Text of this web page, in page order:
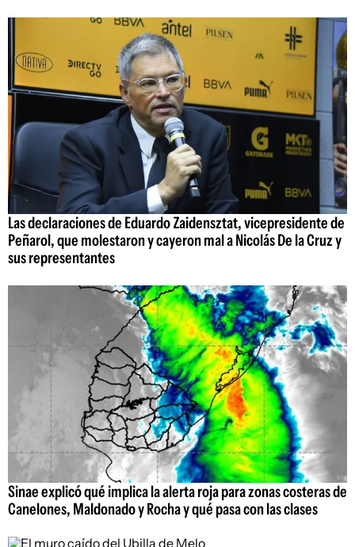
Las declaraciones de Eduardo Zaidensztat, vicepresidente de
Peñarol, que molestaron y cayeron mal a Nicolás De la Cruz y
sus representantes
Sinae explicó qué implica la alerta roja para zonas costeras de
Canelones, Maldonado y Rocha y qué pasa con las clases